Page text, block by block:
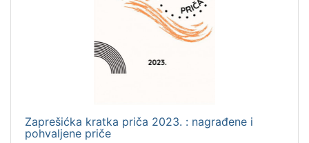
Zaprešićka kratka priča 2023. : nagrađene i
pohvaljene priče